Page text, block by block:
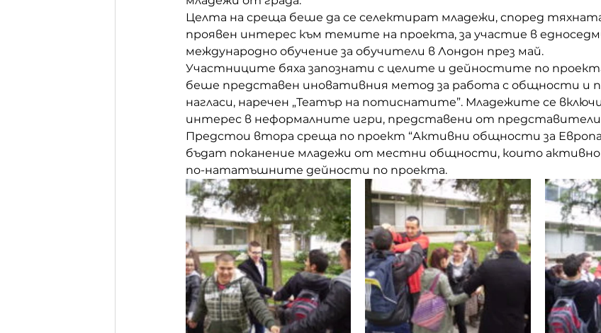
Целта на среща беше да се селектират младежи, според
проявен интерес към темите на проекта, за участие в
международно обучение за обучители в Лондон през май.
Участниците бяха запознати с целите и дейностите по
беше представен иновативния метод за работа с общности и
нагласи, наречен „Театър на потиснатите”. Младежите се
интерес в неформалните игри, представени от
Предстои втора среща по проект “Активни общности за
бъдат поканение младежи от местни общности, които активно
по-нататъшните дейности по проекта.